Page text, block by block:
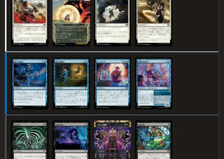
置(お)いてけぼり 追(つい)放(ほう)の裏(うら)切(ぎ)り
ホームシック 激(げき)励(れい)する飛(ひ)行(こう)士(し)
道(みち)に迷(まよ)う最(さい)後(ご)の喘(あえ)ぎ苦(にが)々(にが)しい勝(しょう)利(り)解(かい)剖(ぼう)実(じっ)習(しゅう)